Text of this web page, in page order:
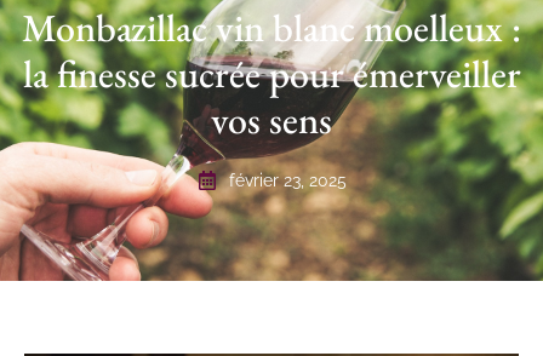
Monbazillac vin blanc moelleux :
la finesse sucrée pour émerveiller
vos sens
février 23, 2025